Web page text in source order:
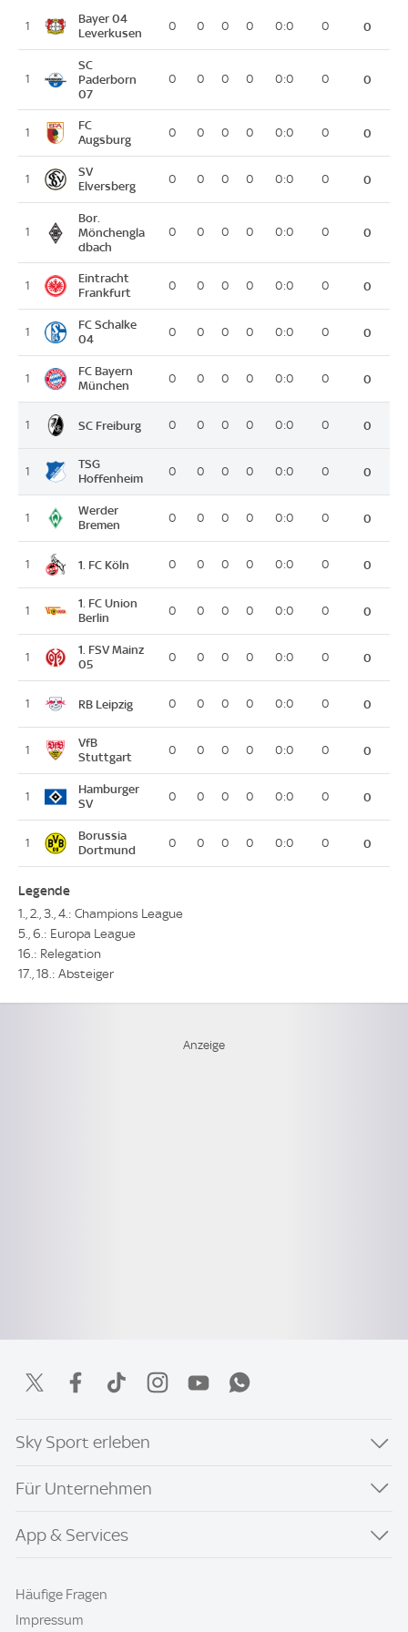
1
Bayer 04
Leverkusen
0 0 0 0 0:0 0 0
1
SC
Paderborn
07
0 0 0 0 0:0 0 0
1
FC
Augsburg
0 0 0 0 0:0 0 0
1
SV
Elversberg
0 0 0 0 0:0 0 0
1
Bor.
Mönchengla
dbach
0 0 0 0 0:0 0 0
1
Eintracht
Frankfurt
0 0 0 0 0:0 0 0
1
FC Schalke
04
0 0 0 0 0:0 0 0
1
FC Bayern
München
0 0 0 0 0:0 0 0
1 SC Freiburg 0 0 0 0 0:0 0 0
1
TSG
Hoffenheim
0 0 0 0 0:0 0 0
1
Werder
Bremen
0 0 0 0 0:0 0 0
1 1. FC Köln 0 0 0 0 0:0 0 0
1
1. FC Union
Berlin
0 0 0 0 0:0 0 0
1
1. FSV Mainz
05
0 0 0 0 0:0 0 0
1 RB Leipzig 0 0 0 0 0:0 0 0
1
VfB
Stuttgart
0 0 0 0 0:0 0 0
1
Hamburger
SV
0 0 0 0 0:0 0 0
1
Borussia
Dortmund
0 0 0 0 0:0 0 0
Legende
1., 2., 3., 4.: Champions League
5., 6.: Europa League
16.: Relegation
17., 18.: Absteiger
Sky Sport erleben
Für Unternehmen
App & Services
Häufige Fragen
Impressum